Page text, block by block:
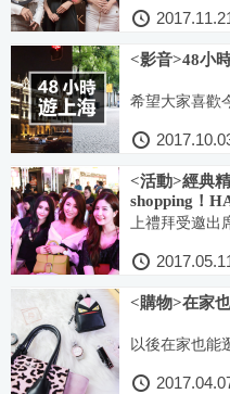
<影音>48小
希望大家喜歡
<活動>經典
shopping！
上禮拜受邀出
<購物>在家
以後在家也能